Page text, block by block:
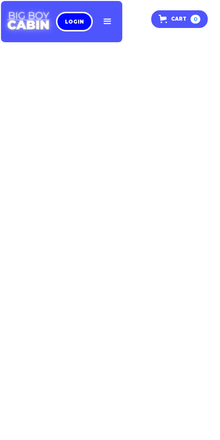
CART 0
LOGIN